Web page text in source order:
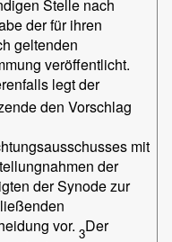
Stelle nach
der für ihren
geltenden
veröffentlicht.
legt der
den Vorschlag
mit
der
der Synode zur
vor. 3Der